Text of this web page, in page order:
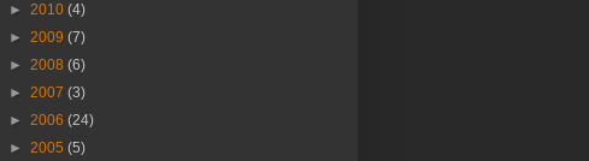
► 2010 (4)
► 2009 (7)
► 2008 (6)
► 2007 (3)
► 2006 (24)
► 2005 (5)